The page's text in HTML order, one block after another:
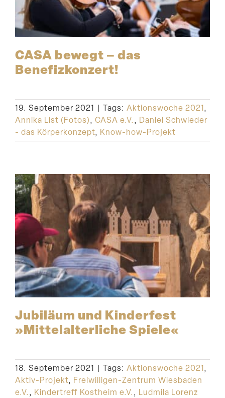
CASA bewegt – das
Benefizkonzert!
19. September 2021 | Tags: Aktionswoche 2021,
Annika List (Fotos), CASA e.V., Daniel Schwieder
- das Körperkonzept, Know-how-Projekt
Jubiläum und Kinderfest
»Mittel­al­ter­liche Spiele«
18. September 2021 | Tags: Aktionswoche 2021,
Aktiv-Projekt, Freiwilligen-Zentrum Wiesbaden
e.V., Kindertreff Kostheim e.V., Ludmila Lorenz